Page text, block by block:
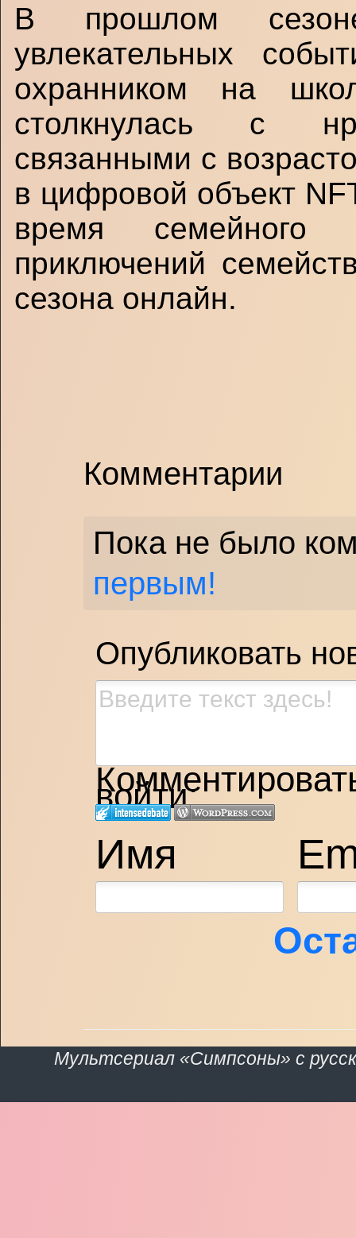
В прошлом
увлекательных
охранником на
столкнулась с
связанными с
в цифровой объект
время семейного
приключений
сезона онлайн.
Комментарии
Пока не было
первым!
Опубликовать
войти:
Имя
Мультсериал «Симпсоны» с